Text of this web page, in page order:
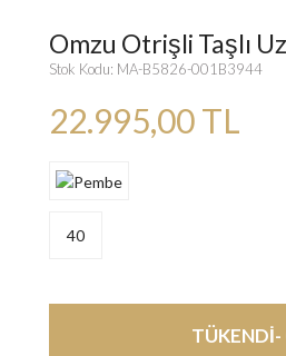
Omzu Otrişli Taşlı
Stok Kodu: MA-B5826-001B3944
22.995,00 TL
40